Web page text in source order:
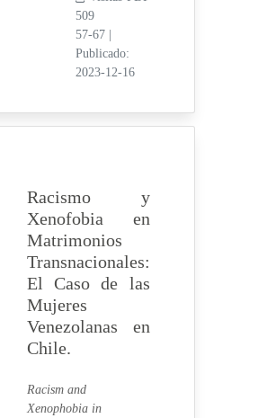
509
57-67
Publicado:
2023-12-16
Racismo y
Xenofobia en
Matrimonios
Transnacionales:
El Caso de las
Mujeres
Venezolanas en
Chile.
Racism and
Xenophobia in